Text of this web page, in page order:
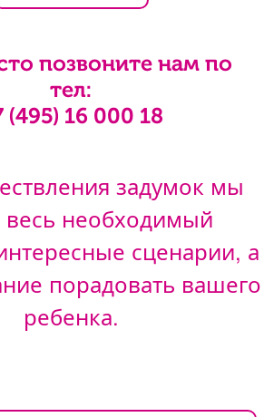
позвоните нам по
тел:
(495) 16 000 18
задумок мы
необходимый
сценарии, а
порадовать вашего
ребенка.